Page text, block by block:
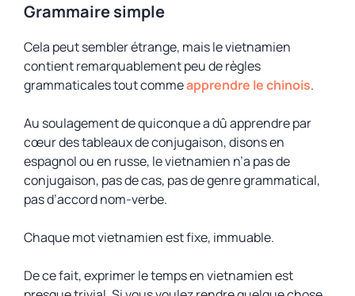
Grammaire simple
Cela peut sembler étrange, mais le vietnamien
contient remarquablement peu de règles
grammaticales tout commeapprendre le chinois.
Au soulagement de quiconque a dû apprendre par
cœur des tableaux de conjugaison, disons en
espagnol ou en russe, le vietnamien n’a pas de
conjugaison, pas de cas, pas de genre grammatical,
pas d’accord nom-verbe.
Chaque mot vietnamien est fixe, immuable.
De ce fait, exprimer le temps en vietnamien est